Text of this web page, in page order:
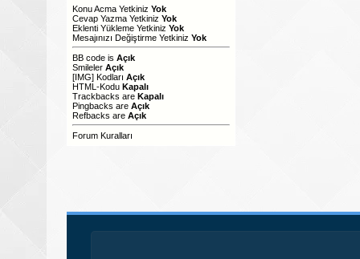
Konu Acma Yetkiniz Yok
Cevap Yazma Yetkiniz Yok
Eklenti Yükleme Yetkiniz Yok
Mesajınızı Değiştirme Yetkiniz Yok
BB code is Açık
Smileler Açık
[IMG] Kodları Açık
HTML-Kodu Kapalı
Trackbacks are Kapalı
Pingbacks are Açık
Refbacks are Açık
Forum Kuralları